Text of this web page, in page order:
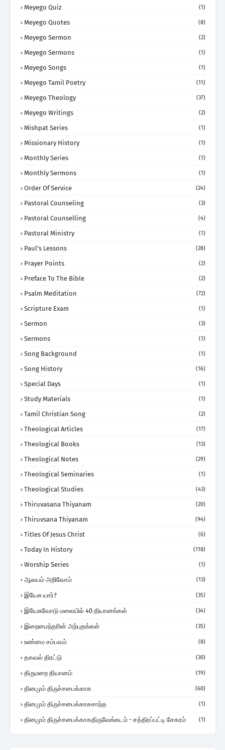
Meyego Quiz (1)
Meyego Quotes (8)
Meyego Sermon (2)
Meyego Sermons (1)
Meyego Songs (1)
Meyego Tamil Poetry (11)
Meyego Theology (37)
Meyego Writings (2)
Mishpat Series (1)
Missionary History (1)
Monthly Series (1)
Monthly Sermons (1)
Order Of Service (24)
Pastoral Counseling (3)
Pastoral Counselling (4)
Pastoral Ministry (1)
Paul's Lessons (28)
Prayer Points (2)
Preface To The Bible (2)
Psalm Meditation (72)
Scripture Exam (1)
Sermon (3)
Sermons (1)
Song Background (1)
Song History (16)
Special Days (1)
Study Materials (1)
Tamil Christian Song (2)
Theological Articles (17)
Theological Books (13)
Theological Notes (29)
Theological Seminaries (1)
Theological Studies (43)
Thiruvasana Thiyanam (20)
Thiruvsana Thiyanam (94)
Titles Of Jesus Christ (6)
Today In History (118)
Worship Series (1)
ஆலயம் அறிவோம் (13)
இயேசு யார்? (35)
இயேசுவோடு மலையில் 40 தியானங்கள் (34)
இறைமைந்தரின் அற்புதங்கள் (35)
உண்மை சம்பவம் (8)
தகவல் திரட்டு (30)
திருமறை தியானம் (19)
தினமும் திருச்சபைக்காக (60)
தினமும் திருச்சபைக்காகசாந்த (1)
தினமும் திருச்சபைக்காகதிருவேங்கடம் - சத்திரப்பட்டி சேகரம் (1)